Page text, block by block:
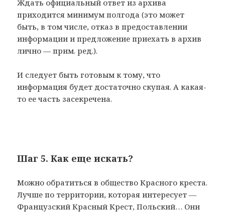
Ждать официальный ответ из архива
приходится минимум полгода (это может
быть, в том числе, отказ в предоставлении
информации и предложение приехать в архив
лично — прим. ред.).
И следует быть готовым к тому, что
информация будет достаточно скупая. А какая-
то ее часть засекречена.
Шаг 5. Как еще искать?
Можно обратиться в общество Красного креста.
Лучше по территории, которая интересует —
Французский Красный Крест, Польский… Они